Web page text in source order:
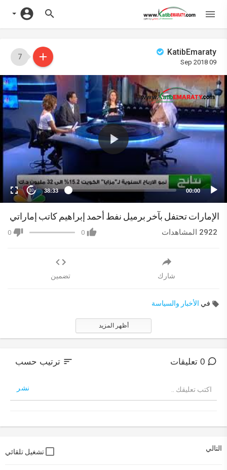
KatibEmaraty
09 Sep 2018
7
Video
Player
00:00
38:33
10
اﻹمارات تحتفل بآخر برميل نفط أحمد إبراهيم كاتب إماراتي
0
0
شارك تضمين
في الأخبار والسياسة
أظهر المزيد
sort ترتيب حسب
نشر
التالي تشغيل تلقائي